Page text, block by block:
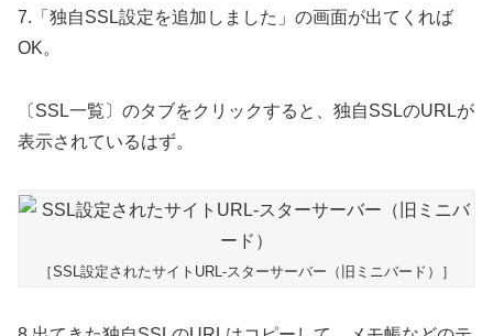
7.「独自SSL設定を追加しました」の画面が出てくれば
OK。
〔SSL一覧〕のタブをクリックすると、独自SSLのURLが
表示されているはず。
［SSL設定されたサイトURL-スターサーバー（旧ミニバード）］